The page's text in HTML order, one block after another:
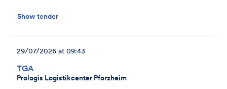
Show tender
TGA
Prologis Logistikcenter Pforzheim
29/07/2026 at 09:43